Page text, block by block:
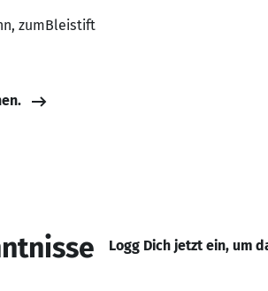
zumBleistift
Logg Dich jetzt ein, um